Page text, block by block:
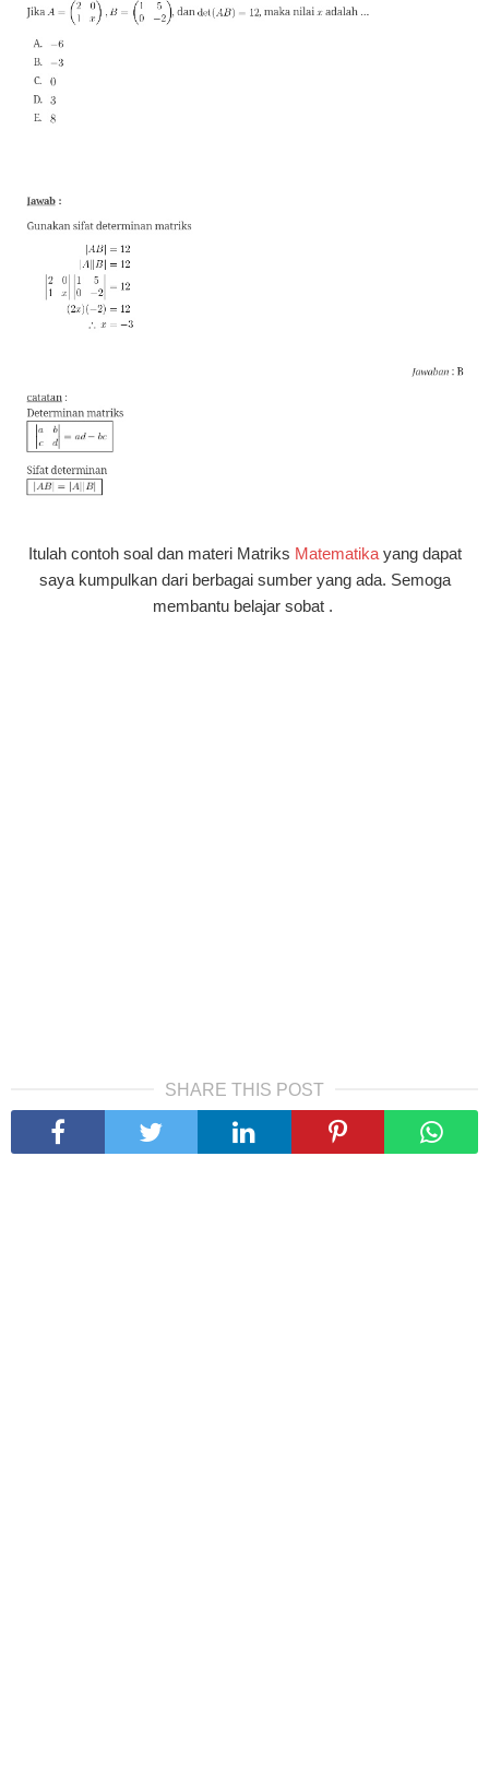
Itulah contoh soal dan materi Matriks Matematikayang dapat
saya kumpulkan dari berbagai sumber yang ada. Semoga
membantu belajar sobat .
SHARE THIS POST